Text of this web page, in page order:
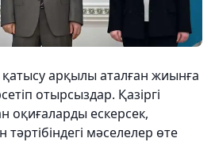
арқылы аталған жиынға
отырсыздар. Қазіргі
оқиғаларды ескерсек,
мәселелер өте